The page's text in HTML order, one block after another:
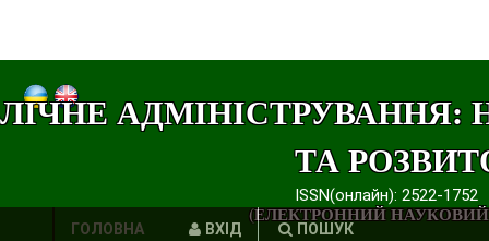
АДМІНІСТРУВАННЯ:
ТА
(ЕЛЕКТРОННИЙ
ISSN(онлайн): 2522-1752
ГОЛОВНА ВХІД ПОШУК